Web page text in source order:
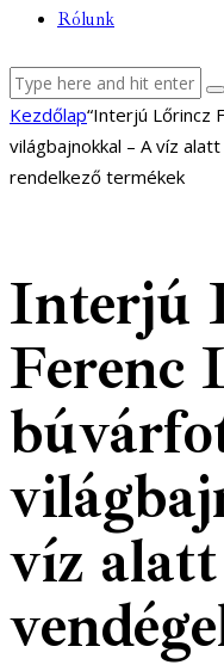
Rólunk
facebook-
1
youtube-
1
email
Kezdőlap“Interjú Lőrincz
világbajnokkal – A víz
rendelkező termékek
Interjú
Ferenc
víz